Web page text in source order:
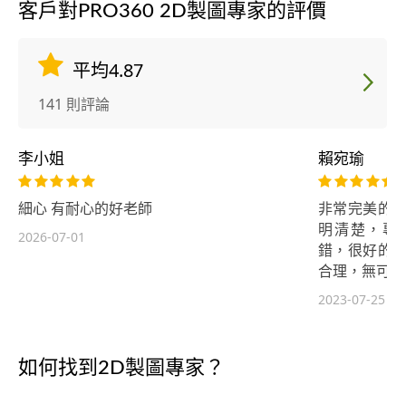
客戶對PRO360 2D製圖專家的評價
平均4.87
141 則評論
李小姐
細心 有耐心的好老師
2026-07-01
賴宛瑜
非常完美的
明清楚，專
錯，很好的
合理，無可
2023-07-25
如何找到2D製圖專家？